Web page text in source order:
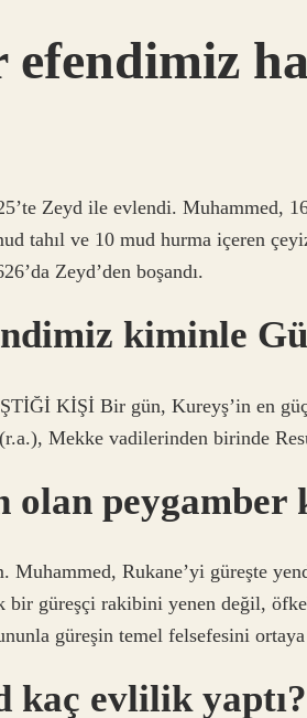
efendimiz
Zeyd ile evlendi. Muhammed,
tahıl ve 10 mud hurma içeren
Zeyd’den boşandı.
kiminle
KİŞİ Bir gün, Kureyş’in en
Mekke vadilerinden birinde
olan peygamber
Muhammed, Rukane’yi güreşte
bir güreşçi rakibini yenen değil,
güreşin temel felsefesini
kaç evlilik yaptı?